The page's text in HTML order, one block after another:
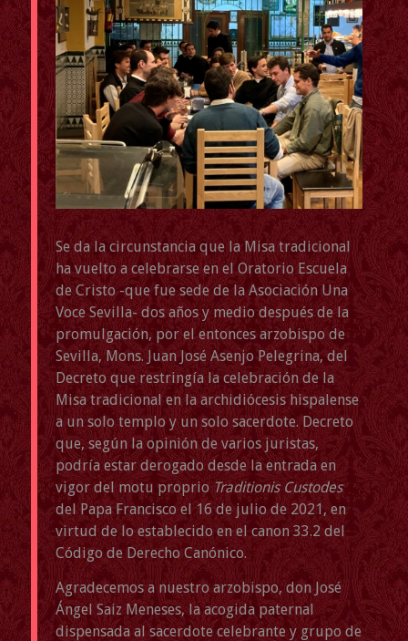
Se da la circunstancia que la Misa tradicional
ha vuelto a celebrarse en el Oratorio Escuela
de Cristo -que fue sede de la Asociación Una
Voce Sevilla- dos años y medio después de la
promulgación, por el entonces arzobispo de
Sevilla, Mons. Juan José Asenjo Pelegrina, del
Decreto que restringía la celebración de la
Misa tradicional en la archidiócesis hispalense
a un solo templo y un solo sacerdote. Decreto
que, según la opinión de varios juristas,
podría estar derogado desde la entrada en
vigor del motu proprio Traditionis Custodes
del Papa Francisco el 16 de julio de 2021, en
virtud de lo establecido en el canon 33.2 del
Código de Derecho Canónico.
Agradecemos a nuestro arzobispo, don José
Ángel Saiz Meneses, la acogida paternal
dispensada al sacerdote celebrante y grupo de